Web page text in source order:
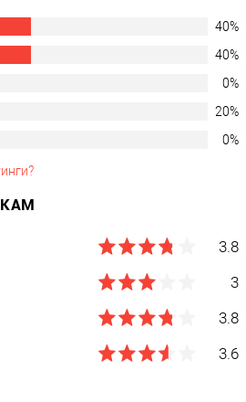
40%
40%
0%
20%
0%
3.8
3
3.8
3.6